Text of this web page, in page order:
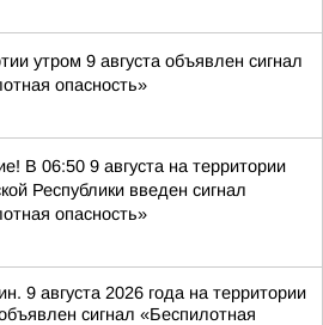
утром 9 августа объявлен сигнал
опасность»
В 06:50 9 августа на территории
Республики введен сигнал
опасность»
9 августа 2026 года на территории
сигнал «Беспилотная